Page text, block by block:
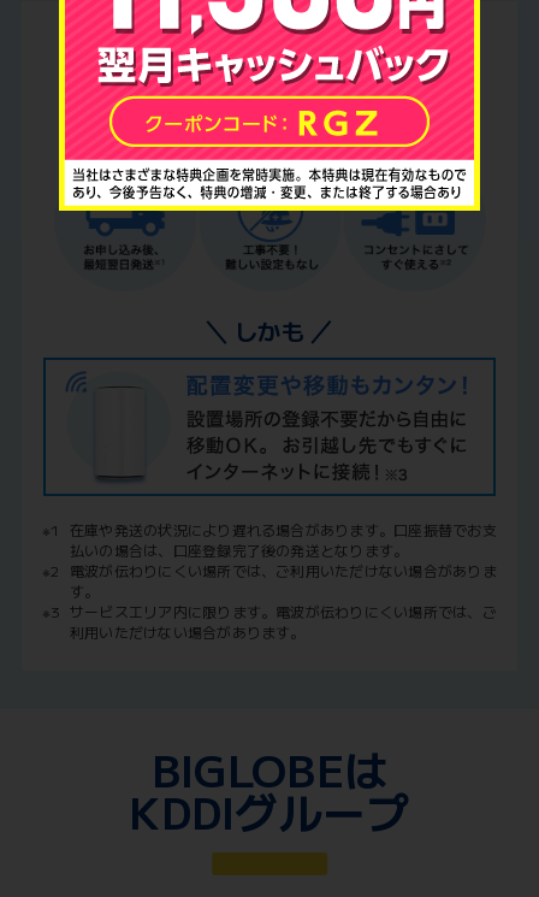
届いたらすぐ使える！
据え置きホームルーターもこんなに便利
しかも
※1
在庫や発送の状況により遅れる場合があります。口座振替でお支
払いの場合は、口座登録完了後の発送となります。
※2
電波が伝わりにくい場所では、ご利用いただけない場合がありま
す。
※3 サービスエリア内に限ります。電波が伝わりにくい場所では、ご
利用いただけない場合があります。
BIGLOBEは
KDDIグループ